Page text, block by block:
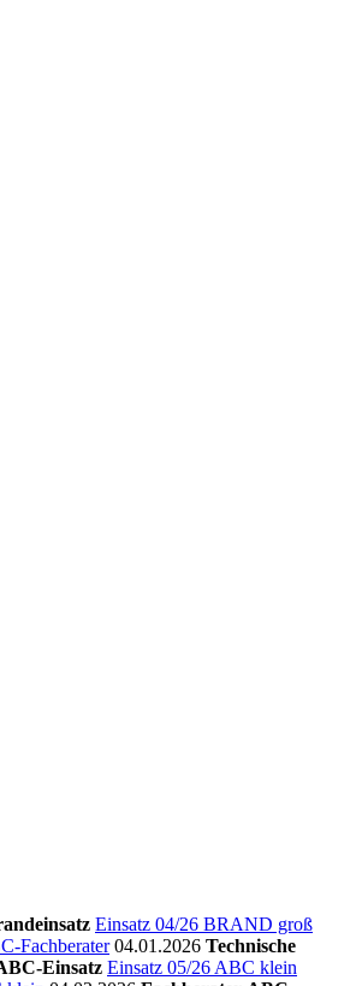
Einsatz 04/26 BRAND groß
Fachberater 04.01.2026 Technische
Einsatz Einsatz 05/26 ABC klein